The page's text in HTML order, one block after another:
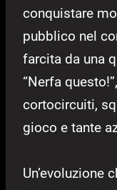
conquistare
pubblico nel
farcita da una
“Nerfa
cortocircuiti,
gioco e tante
Un’evoluzione